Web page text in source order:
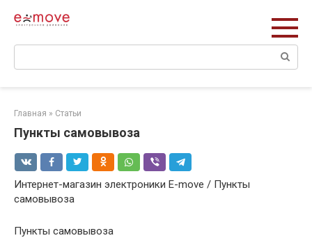
Поиск:
Главная » Статьи
Пункты самовывоза
Интернет-магазин электроники E-move / Пункты
самовывоза
Пункты самовывоза